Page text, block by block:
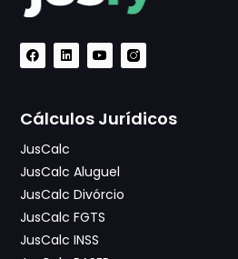
Cálculos Jurídicos
JusCalc
JusCalc Aluguel
JusCalc Divórcio
JusCalc FGTS
JusCalc INSS